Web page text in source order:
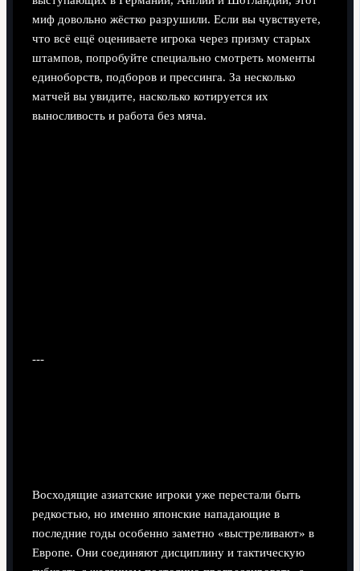
миф довольно жёстко разрушили. Если вы чувствуете,
что всё ещё оцениваете игрока через призму старых
штампов, попробуйте специально смотреть моменты
единоборств, подборов и прессинга. За несколько
матчей вы увидите, насколько котируется их
выносливость и работа без мяча.
---
Восходящие азиатские игроки уже перестали быть
редкостью, но именно японские нападающие в
последние годы особенно заметно «выстреливают» в
Европе. Они соединяют дисциплину и тактическую